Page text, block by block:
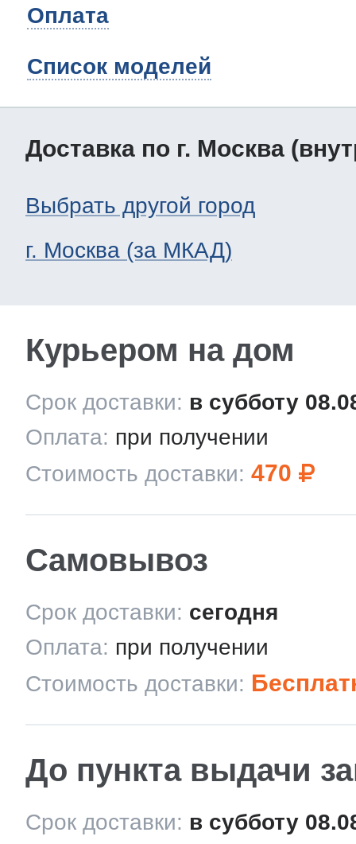
Оплата
Список моделей
Доставка по г. Москва
Выбрать другой город
г. Москва (за МКАД)
Курьером на дом
Срок доставки: в субботу
Оплата: при получении
Стоимость доставки: 470
Самовывоз
Срок доставки: сегодня
Оплата: при получении
Стоимость доставки:
До пункта выдачи
Срок доставки: в субботу